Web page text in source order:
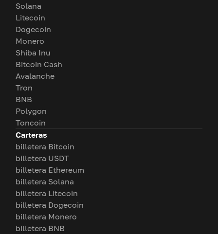
Solana
Litecoin
Dogecoin
Monero
Shiba Inu
Bitcoin Cash
Avalanche
Tron
BNB
Polygon
Toncoin
Carteras
billetera Bitcoin
billetera USDT
billetera Ethereum
billetera Solana
billetera Litecoin
billetera Dogecoin
billetera Monero
billetera BNB